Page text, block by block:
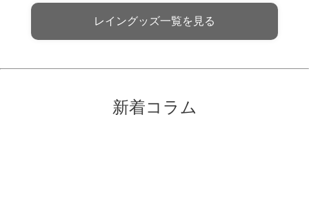
レイングッズ一覧を見る
新着コラム